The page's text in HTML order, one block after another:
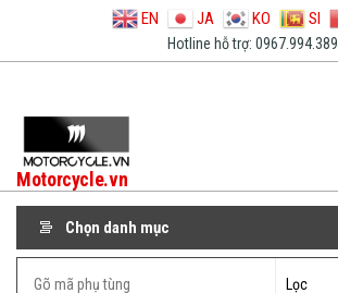
EN JA KO SI
Hotline hỗ trợ: 0967.994.389
Motorcycle.vn
Chọn danh mục